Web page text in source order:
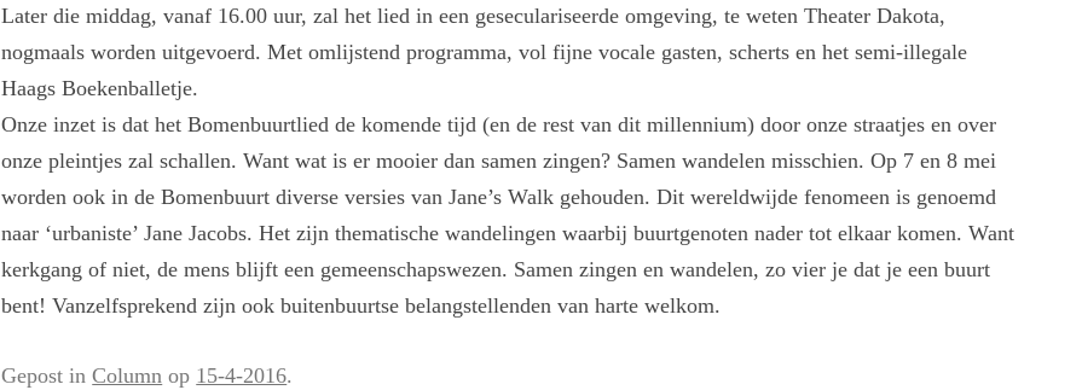
Later die middag, vanaf 16.00 uur, zal het lied in een geseculariseerde omgeving, te weten Theater Dakota,
nogmaals worden uitgevoerd. Met omlijstend programma, vol fijne vocale gasten, scherts en het semi-illegale
Haags Boekenballetje.
Onze inzet is dat het Bomenbuurtlied de komende tijd (en de rest van dit millennium) door onze straatjes en over
onze pleintjes zal schallen. Want wat is er mooier dan samen zingen? Samen wandelen misschien. Op 7 en 8 mei
worden ook in de Bomenbuurt diverse versies van Jane’s Walk gehouden. Dit wereldwijde fenomeen is genoemd
naar ‘urbaniste’ Jane Jacobs. Het zijn thematische wandelingen waarbij buurtgenoten nader tot elkaar komen. Want
kerkgang of niet, de mens blijft een gemeenschapswezen. Samen zingen en wandelen, zo vier je dat je een buurt
bent! Vanzelfsprekend zijn ook buitenbuurtse belangstellenden van harte welkom.
Gepost inColumn op 15-4-2016.